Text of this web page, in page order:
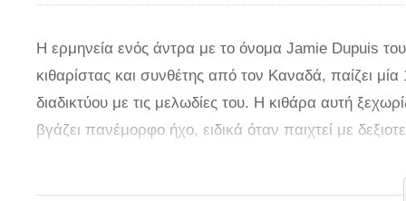
Η ερμηνεία ενός άντρα με το όνομα Jamie Dupuis
κιθαρίστας και συνθέτης από τον Καναδά, παίζει
διαδικτύου με τις μελωδίες του. Η κιθάρα αυτή
βγάζει πανέμορφο ήχο, ειδικά όταν παιχτεί με
σήμερα, το “The Sound of Silence” παραμένει ένα